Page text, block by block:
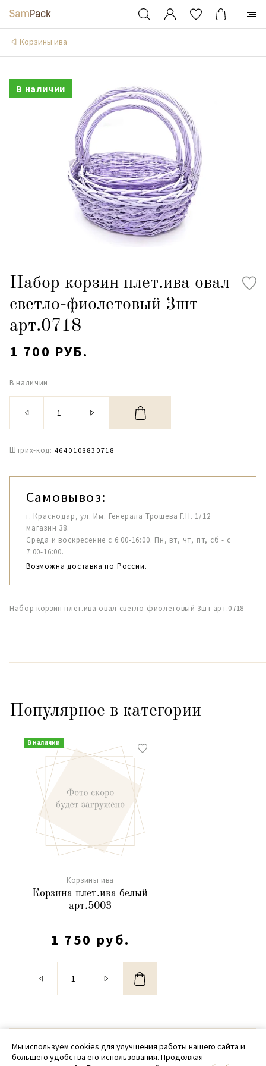
Корзины ива
В наличии
Набор корзин плет.ива овал
светло-фиолетовый 3шт
арт.0718
1 700 РУБ.
В наличии
Штрих-код: 4640108830718
Самовывоз:
г. Краснодар, ул. Им. Генерала Трошева Г.Н. 1/12
магазин 38.
Среда и воскресение с 6:00-16:00. Пн, вт, чт, пт, сб - с
7:00-16:00.
Возможна доставка по России.
Набор корзин плет.ива овал светло-фиолетовый 3шт арт.0718
Популярное в категории
В наличии
Корзины ива
Корзина плет.ива белый
арт.5003
1 750 руб.
© 2020 - 2026 SamPack
Мы используем cookies для улучшения работы нашего сайта и
большего удобства его использования. Продолжая